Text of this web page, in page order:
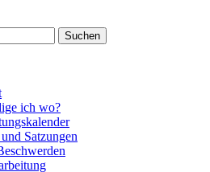
Suchen
ich wo?
Satzungen